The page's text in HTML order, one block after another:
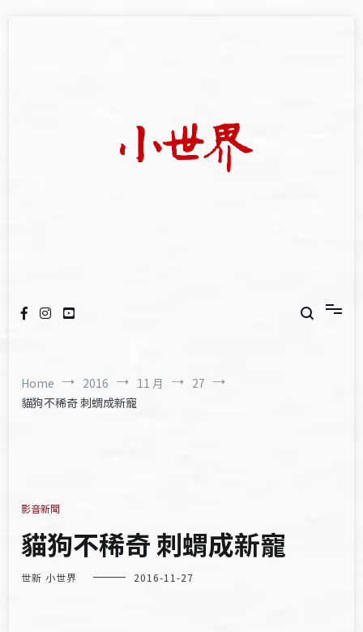
Home 2016 11 月
27
貓狗不稀奇 刺蝟成新寵
影音新聞
貓狗不稀奇 刺蝟成新寵
世新 小世界 2016-11-27